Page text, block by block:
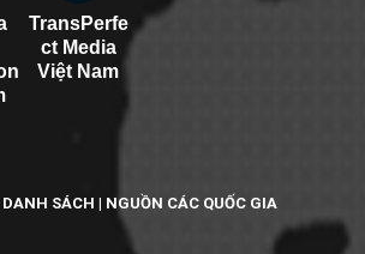
TransPerfe
ct Media
Việt Nam
SÁCH | NGUỒN CÁC QUỐC GIA